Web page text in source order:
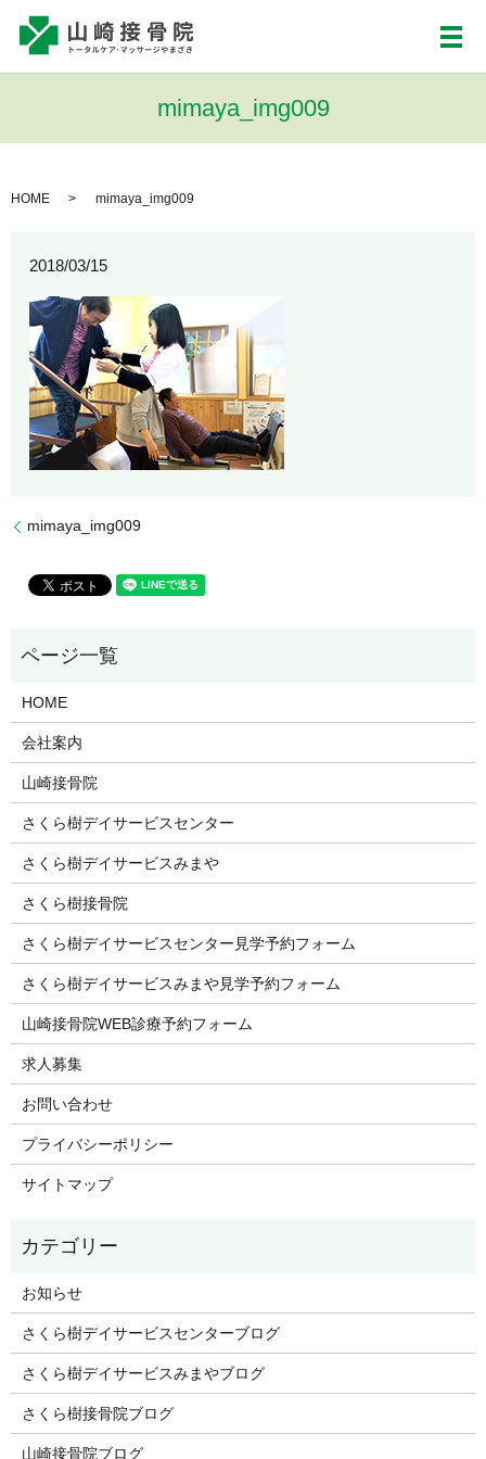
メ
mimaya_img009
HOME mimaya_img009
2018/03/15
mimaya_img009
HOME
会社案内
山崎接骨院
さくら樹デイサービスセンター
さくら樹デイサービスみまや
さくら樹接骨院
さくら樹デイサービスセンター見学予約フォーム
さくら樹デイサービスみまや見学予約フォーム
山崎接骨院WEB診療予約フォーム
求人募集
お問い合わせ
プライバシーポリシー
サイトマップ
お知らせ
さくら樹デイサービスセンターブログ
さくら樹デイサービスみまやブログ
さくら樹接骨院ブログ
山崎接骨院ブログ